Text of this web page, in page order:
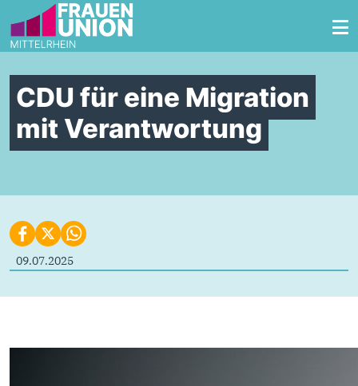
Zum Inhalt springen
CDU für eine Migration
mit Verantwortung
09.07.2025